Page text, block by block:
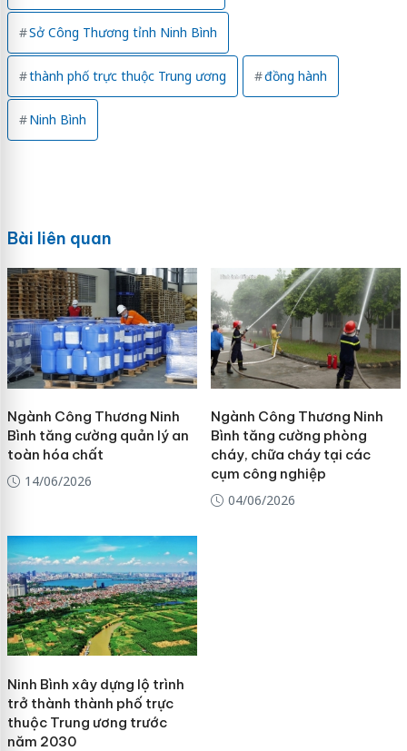
Sở Công Thương tỉnh Ninh Bình
thành phố trực thuộc Trung ương đồng hành
Ninh Bình
Bài liên quan
Ngành Công Thương Ninh
Bình tăng cường quản lý an
toàn hóa chất
14/06/2026
Ngành Công Thương Ninh
Bình tăng cường phòng
cháy, chữa cháy tại các
cụm công nghiệp
04/06/2026
Ninh Bình xây dựng lộ trình
trở thành thành phố trực
thuộc Trung ương trước
năm 2030